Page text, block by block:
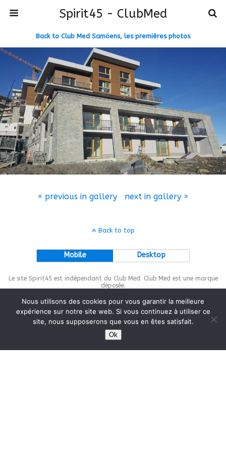
Spirit45 - ClubMed
Back to Club Med Samöens, les premières photos
« previous in gallery next in gallery »
Back to top
Mobile Desktop
Le site Spirit45 est indépendant du Club Med. Club Med est une marque
déposée.
This site is protected bywp-copyrightpro.com
Nous utilisons des cookies pour vous garantir la meilleure
expérience sur notre site web. Si vous continuez à utiliser ce
site, nous supposerons que vous en êtes satisfait.
Ok